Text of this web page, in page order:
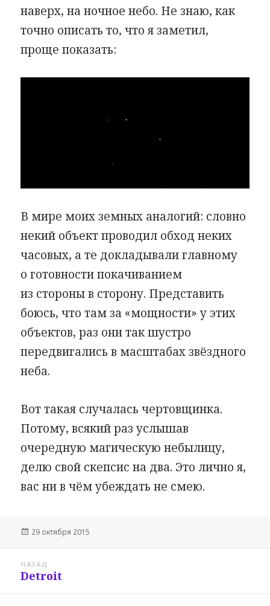
наверх, на ночное небо. Не знаю, как
точно описать то, что я заметил,
проще показать:
В мире моих земных аналогий: словно
некий объект проводил обход неких
часовых, а те докладывали главному
о готовности покачиванием
из стороны в сторону. Представить
боюсь, что там за «мощности» у этих
объектов, раз они так шустро
передвигались в масштабах звёздного
неба.
Вот такая случалась чертовщинка.
Потому, всякий раз услышав
очередную магическую небылицу,
делю свой скепсис на два. Это лично я,
вас ни в чём убеждать не смею.
Опубликовано
29 октября 2015
НАЗАД
Предыдущая
Detroit